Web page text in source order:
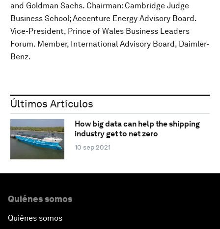
and Goldman Sachs. Chairman: Cambridge Judge
Business School; Accenture Energy Advisory Board.
Vice-President, Prince of Wales Business Leaders
Forum. Member, International Advisory Board, Daimler-
Benz.
Últimos Artículos
How big data can help the shipping
industry get to net zero
10 sep 2021
Quiénes somos
Quiénes somos